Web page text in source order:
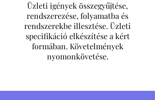
Üzleti igények összegyűjtése,
rendszerezése, folyamatba és
rendszerekbe illesztése. Üzleti
specifikáció elkészítése a kért
formában. Követelmények
nyomonkövetése.